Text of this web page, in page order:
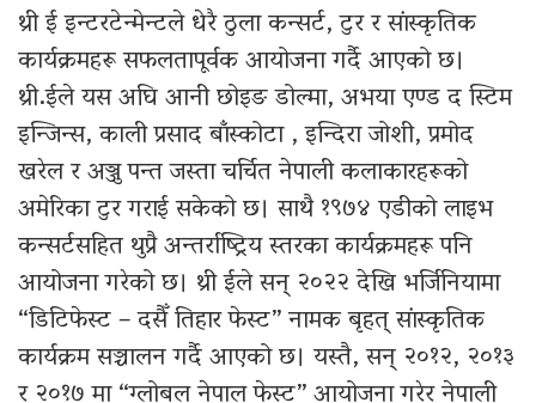
थ्री ई इन्टरटेन्मेन्टले धेरै ठुला कन्सर्ट, टुर र सांस्कृतिक
कार्यक्रमहरू सफलतापूर्वक आयोजना गर्दै आएको छ।
थ्री.ईले यस अघि आनी छोइङ डोल्मा, अभया एण्ड द स्टिम
इन्जिन्स, काली प्रसाद बाँस्कोटा , इन्दिरा जोशी, प्रमोद
खरेल र अञ्जु पन्त जस्ता चर्चित नेपाली कलाकारहरूको
अमेरिका टुर गराई सकेको छ। साथै १९७४ एडीको लाइभ
कन्सर्टसहित थुप्रै अन्तर्राष्ट्रिय स्तरका कार्यक्रमहरू पनि
आयोजना गरेको छ। थ्री ईले सन् २०२२ देखि भर्जिनियामा
“डिटिफेस्ट – दसैँ तिहार फेस्ट” नामक बृहत् सांस्कृतिक
कार्यक्रम सञ्चालन गर्दै आएको छ। यस्तै, सन् २०१२, २०१३